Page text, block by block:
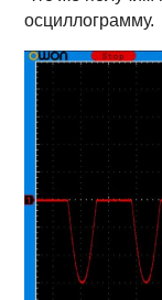
осциллограмму.